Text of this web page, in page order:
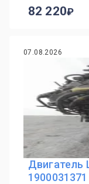
82 220
07.08.2026
Двигатель
1900031371